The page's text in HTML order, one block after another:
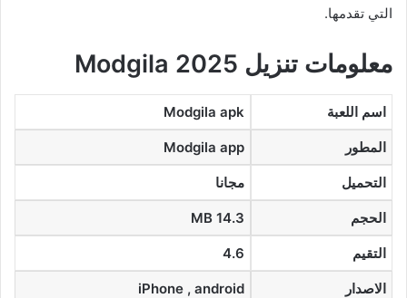
التي تقدمها.
معلومات تنزيل Modgila 2025
اسم اللعبة Modgila apk
المطور Modgila app
التحميل مجانا
الحجم 14.3 MB
التقيم 4.6
الاصدار iPhone , android